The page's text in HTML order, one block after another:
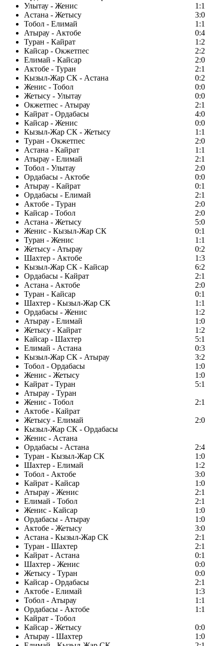
Улытау - Женис
1:1
Астана - Жетысу
3:0
Тобол - Елимай
1:1
Атырау - Актобе
0:4
Туран - Кайрат
1:2
Кайсар - Окжетпес
2:2
Елимай - Кайсар
2:0
Актобе - Туран
2:1
Кызыл-Жар СК - Астана
0:2
Женис - Тобол
0:0
Жетысу - Улытау
0:0
Окжетпес - Атырау
2:1
Кайрат - Ордабасы
4:0
Кайсар - Женис
0:0
Кызыл-Жар СК - Жетысу
1:1
Туран - Окжетпес
2:0
Астана - Кайрат
1:1
Атырау - Елимай
2:1
Тобол - Улытау
2:0
Ордабасы - Актобе
0:0
Атырау - Кайрат
0:1
Ордабасы - Елимай
2:1
Актобе - Туран
2:0
Кайсар - Тобол
2:0
Астана - Жетысу
5:0
Женис - Кызыл-Жар СК
0:1
Туран - Женис
1:1
Жетысу - Атырау
0:2
Шахтер - Актобе
1:3
Кызыл-Жар СК - Кайсар
6:2
Ордабасы - Кайрат
2:1
Астана - Актобе
2:0
Туран - Кайсар
0:1
Шахтер - Кызыл-Жар СК
1:1
Ордабасы - Женис
1:2
Атырау - Елимай
1:0
Жетысу - Кайрат
1:2
Кайсар - Шахтер
5:1
Елимай - Астана
0:3
Кызыл-Жар СК - Атырау
3:2
Тобол - Ордабасы
1:0
Женис - Жетысу
1:0
Кайрат - Туран
5:1
Атырау - Туран
Женис - Тобол
2:1
Актобе - Кайрат
Жетысу - Елимай
2:0
Кызыл-Жар СК - Ордабасы
Женис - Астана
Ордабасы - Астана
2:4
Туран - Кызыл-Жар СК
1:0
Шахтер - Елимай
1:2
Тобол - Актобе
3:0
Кайрат - Кайсар
1:0
Атырау - Женис
2:1
Елимай - Тобол
2:1
Женис - Кайсар
1:0
Ордабасы - Атырау
1:0
Актобе - Жетысу
3:0
Астана - Кызыл-Жар СК
2:1
Туран - Шахтер
2:1
Кайрат - Астана
0:1
Шахтер - Женис
0:0
Жетысу - Туран
0:0
Кайсар - Ордабасы
2:1
Актобе - Елимай
1:3
Тобол - Атырау
1:1
Ордабасы - Актобе
1:1
Кайрат - Тобол
Кайсар - Жетысу
0:0
Атырау - Шахтер
1:0